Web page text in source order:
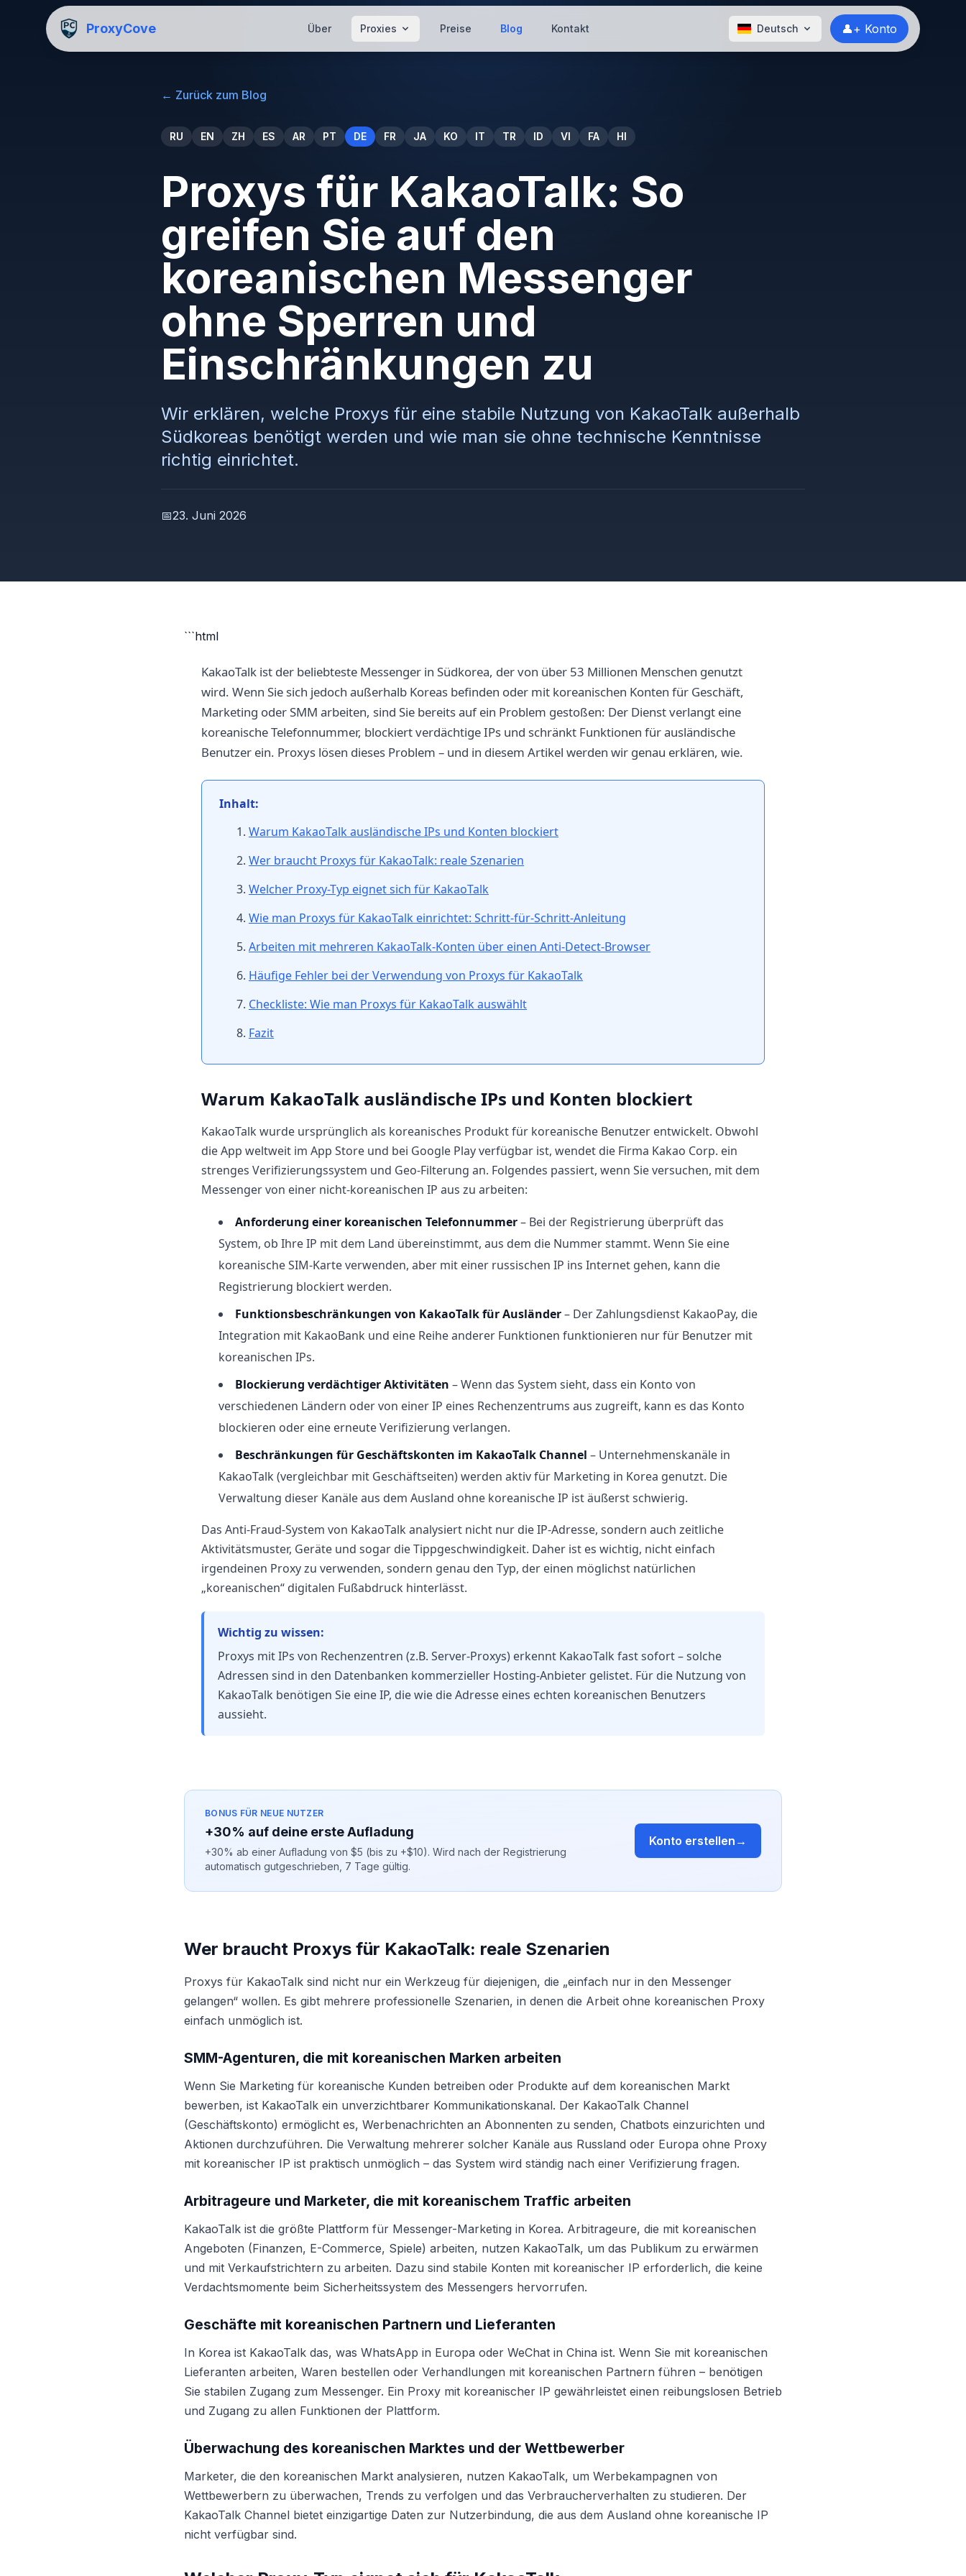
ProxyCove Über Proxies Preise Blog Kontakt Deutsch 👤+ Konto
← Zurück zum Blog
RU EN ZH ES AR PT DE FR JA KO IT TR ID VI FA HI
Proxys für KakaoTalk: So
greifen Sie auf den
koreanischen Messenger
ohne Sperren und
Einschränkungen zu
Wir erklären, welche Proxys für eine stabile Nutzung von KakaoTalk außerhalb
Südkoreas benötigt werden und wie man sie ohne technische Kenntnisse
richtig einrichtet.
📅23. Juni 2026
```html
KakaoTalk ist der beliebteste Messenger in Südkorea, der von über 53 Millionen Menschen genutzt
wird. Wenn Sie sich jedoch außerhalb Koreas befinden oder mit koreanischen Konten für Geschäft,
Marketing oder SMM arbeiten, sind Sie bereits auf ein Problem gestoßen: Der Dienst verlangt eine
koreanische Telefonnummer, blockiert verdächtige IPs und schränkt Funktionen für ausländische
Benutzer ein. Proxys lösen dieses Problem – und in diesem Artikel werden wir genau erklären, wie.
Inhalt:
Warum KakaoTalk ausländische IPs und Konten blockiert
Wer braucht Proxys für KakaoTalk: reale Szenarien
Welcher Proxy-Typ eignet sich für KakaoTalk
Wie man Proxys für KakaoTalk einrichtet: Schritt-für-Schritt-Anleitung
Arbeiten mit mehreren KakaoTalk-Konten über einen Anti-Detect-Browser
Häufige Fehler bei der Verwendung von Proxys für KakaoTalk
Checkliste: Wie man Proxys für KakaoTalk auswählt
Fazit
Warum KakaoTalk ausländische IPs und Konten blockiert
KakaoTalk wurde ursprünglich als koreanisches Produkt für koreanische Benutzer entwickelt. Obwohl
die App weltweit im App Store und bei Google Play verfügbar ist, wendet die Firma Kakao Corp. ein
strenges Verifizierungssystem und Geo-Filterung an. Folgendes passiert, wenn Sie versuchen, mit dem
Messenger von einer nicht-koreanischen IP aus zu arbeiten:
Anforderung einer koreanischen Telefonnummer– Bei der Registrierung überprüft das
System, ob Ihre IP mit dem Land übereinstimmt, aus dem die Nummer stammt. Wenn Sie eine
koreanische SIM-Karte verwenden, aber mit einer russischen IP ins Internet gehen, kann die
Registrierung blockiert werden.
Funktionsbeschränkungen von KakaoTalk für Ausländer– Der Zahlungsdienst KakaoPay, die
Integration mit KakaoBank und eine Reihe anderer Funktionen funktionieren nur für Benutzer mit
koreanischen IPs.
Blockierung verdächtiger Aktivitäten – Wenn das System sieht, dass ein Konto von
verschiedenen Ländern oder von einer IP eines Rechenzentrums aus zugreift, kann es das Konto
blockieren oder eine erneute Verifizierung verlangen.
Beschränkungen für Geschäftskonten im KakaoTalk Channel – Unternehmenskanäle in
KakaoTalk (vergleichbar mit Geschäftseiten) werden aktiv für Marketing in Korea genutzt. Die
Verwaltung dieser Kanäle aus dem Ausland ohne koreanische IP ist äußerst schwierig.
Das Anti-Fraud-System von KakaoTalk analysiert nicht nur die IP-Adresse, sondern auch zeitliche
Aktivitätsmuster, Geräte und sogar die Tippgeschwindigkeit. Daher ist es wichtig, nicht einfach
irgendeinen Proxy zu verwenden, sondern genau den Typ, der einen möglichst natürlichen
„koreanischen“ digitalen Fußabdruck hinterlässt.
Wichtig zu wissen:
Proxys mit IPs von Rechenzentren (z.B. Server-Proxys) erkennt KakaoTalk fast sofort – solche
Adressen sind in den Datenbanken kommerzieller Hosting-Anbieter gelistet. Für die Nutzung von
KakaoTalk benötigen Sie eine IP, die wie die Adresse eines echten koreanischen Benutzers
aussieht.
BONUS FÜR NEUE NUTZER
+30% auf deine erste Aufladung
+30% ab einer Aufladung von $5 (bis zu +$10). Wird nach der Registrierung
automatisch gutgeschrieben, 7 Tage gültig.
Konto erstellen →
Wer braucht Proxys für KakaoTalk: reale Szenarien
Proxys für KakaoTalk sind nicht nur ein Werkzeug für diejenigen, die „einfach nur in den Messenger
gelangen“ wollen. Es gibt mehrere professionelle Szenarien, in denen die Arbeit ohne koreanischen Proxy
einfach unmöglich ist.
SMM-Agenturen, die mit koreanischen Marken arbeiten
Wenn Sie Marketing für koreanische Kunden betreiben oder Produkte auf dem koreanischen Markt
bewerben, ist KakaoTalk ein unverzichtbarer Kommunikationskanal. Der KakaoTalk Channel
(Geschäftskonto) ermöglicht es, Werbenachrichten an Abonnenten zu senden, Chatbots einzurichten und
Aktionen durchzuführen. Die Verwaltung mehrerer solcher Kanäle aus Russland oder Europa ohne Proxy
mit koreanischer IP ist praktisch unmöglich – das System wird ständig nach einer Verifizierung fragen.
Arbitrageure und Marketer, die mit koreanischem Traffic arbeiten
KakaoTalk ist die größte Plattform für Messenger-Marketing in Korea. Arbitrageure, die mit koreanischen
Angeboten (Finanzen, E-Commerce, Spiele) arbeiten, nutzen KakaoTalk, um das Publikum zu erwärmen
und mit Verkaufstrichtern zu arbeiten. Dazu sind stabile Konten mit koreanischer IP erforderlich, die keine
Verdachtsmomente beim Sicherheitssystem des Messengers hervorrufen.
Geschäfte mit koreanischen Partnern und Lieferanten
In Korea ist KakaoTalk das, was WhatsApp in Europa oder WeChat in China ist. Wenn Sie mit koreanischen
Lieferanten arbeiten, Waren bestellen oder Verhandlungen mit koreanischen Partnern führen – benötigen
Sie stabilen Zugang zum Messenger. Ein Proxy mit koreanischer IP gewährleistet einen reibungslosen Betrieb
und Zugang zu allen Funktionen der Plattform.
Überwachung des koreanischen Marktes und der Wettbewerber
Marketer, die den koreanischen Markt analysieren, nutzen KakaoTalk, um Werbekampagnen von
Wettbewerbern zu überwachen, Trends zu verfolgen und das Verbraucherverhalten zu studieren. Der
KakaoTalk Channel bietet einzigartige Daten zur Nutzerbindung, die aus dem Ausland ohne koreanische IP
nicht verfügbar sind.